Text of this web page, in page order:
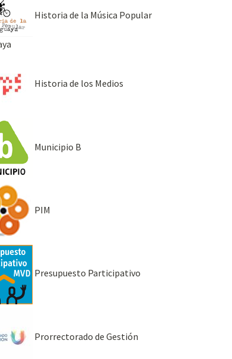
Historia de la Música Popular
Historia de los Medios
Municipio B
PIM
Presupuesto Participativo
Prorrectorado de Gestión